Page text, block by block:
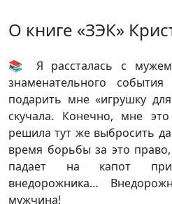
О книге «ЗЭК»
📚 Я рассталась с
знаменательного
подарить мне «игрушку
скучала. Конечно, мне
решила тут же выбросить
время борьбы за это
падает на капот
внедорожника…
мужчина!